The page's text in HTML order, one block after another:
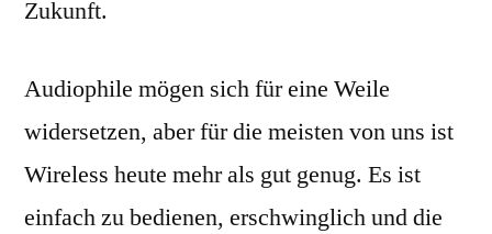
Zukunft.
Audiophile mögen sich für eine Weile
widersetzen, aber für die meisten von uns ist
Wireless heute mehr als gut genug. Es ist
einfach zu bedienen, erschwinglich und die